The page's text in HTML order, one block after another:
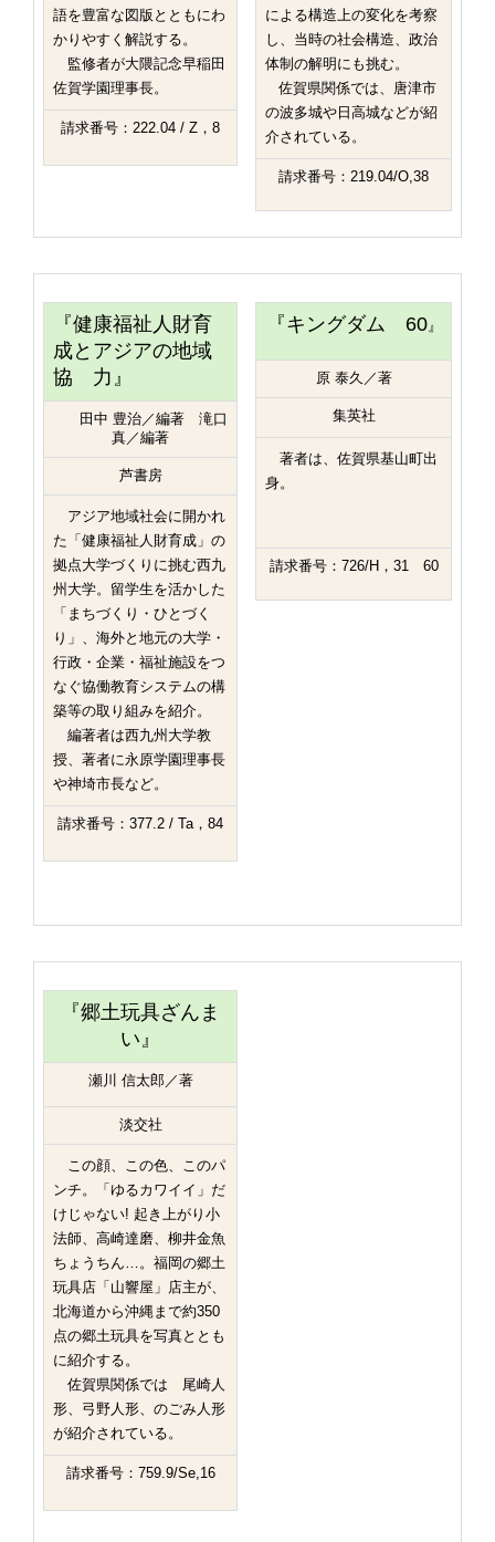
語を豊富な図版とともにわ
かりやすく解説する。
監修者が大隈記念早稲田
佐賀学園理事長。
請求番号：222.04 / Z，8
による構造上の変化を考察
し、当時の社会構造、政治
体制の解明にも挑む。
佐賀県関係では、唐津市
の波多城や日高城などが紹
介されている。
請求番号：219.04/O,38
『健康福祉人財育
成とアジアの地域
協 力』
田中 豊治／編著 滝口
真／編著
芦書房
アジア地域社会に開かれ
た「健康福祉人財育成」の
拠点大学づくりに挑む西九
州大学。留学生を活かした
「まちづくり・ひとづく
り」、海外と地元の大学・
行政・企業・福祉施設をつ
なぐ協働教育システムの構
築等の取り組みを紹介。
編著者は西九州大学教
授、著者に永原学園理事長
や神埼市長など。
請求番号：377.2 / Ta，84
『キングダム 60』
原 泰久／著
集英社
著者は、佐賀県基山町出
身。
請求番号：726/H，31 60
『郷土玩具ざんま
い』
瀬川 信太郎／著
淡交社
この顔、この色、このパ
ンチ。「ゆるカワイイ」だ
けじゃない! 起き上がり小
法師、高崎達磨、柳井金魚
ちょうちん…。福岡の郷土
玩具店「山響屋」店主が、
北海道から沖縄まで約350
点の郷土玩具を写真ととも
に紹介する。
佐賀県関係では 尾崎人
形、弓野人形、のごみ人形
が紹介されている。
請求番号：759.9/Se,16